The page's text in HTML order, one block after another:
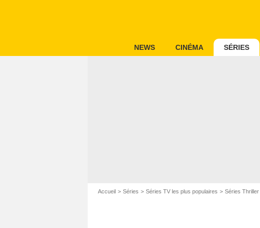
NEWS CINÉMA SÉRIES
Accueil Séries Séries TV les plus populaires Séries Thriller